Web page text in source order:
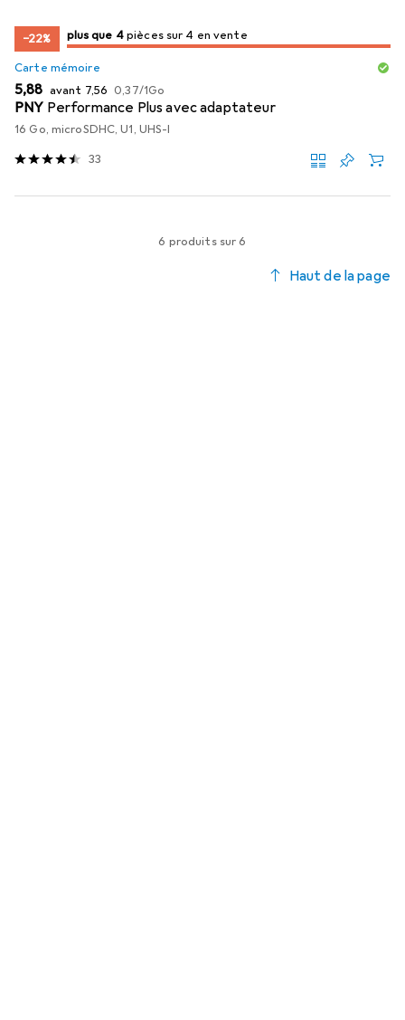
−22% 4 / 4
4 / 4 en vente
plus que 4pièces sur 4 en vente
Carte mémoire
EUR
5,88 avant EUR
7,56 EUR
0,37/1Go
PNY Performance Plus avec adaptateur
16 Go, microSDHC, U1, UHS-I
33
6 produits sur 6
Haut de la page